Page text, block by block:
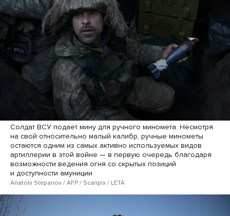
Солдат ВСУ подает мину для ручного миномета. Несмотря
на свой относительно малый калибр, ручные минометы
остаются одним из самых активно используемых видов
артиллерии в этой войне — в первую очередь благодаря
возможности ведения огня со скрытых позиций
и доступности амуниции
Anatolii Stepanov / AFP / Scanpix / LETA